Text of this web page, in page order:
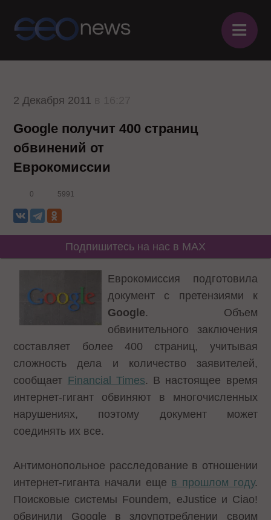
≡
2 Декабря 2011
Google получит 400 страниц
обвинений от
Еврокомиссии
0 5991
Подпишитесь на нас в MAX
Еврокомиссия подготовила
документ с претензиями к
Google. Объем
обвинительного заключения
составляет более 400 страниц, учитывая
сложность дела и количество заявителей,
сообщает Financial Times. В настоящее время
интернет-гигант обвиняют в многочисленных
нарушениях, поэтому документ может
соединять их все.
Антимонопольное расследование в отношении
интернет-гиганта начали еще в прошлом году.
Поисковые системы Foundem, eJustice и Ciao!
обвинили Google в злоупотреблении своим